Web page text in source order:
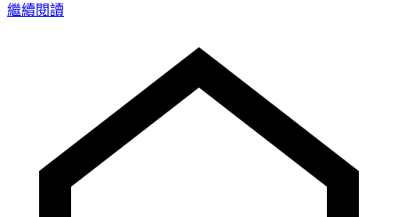
繼續閱讀